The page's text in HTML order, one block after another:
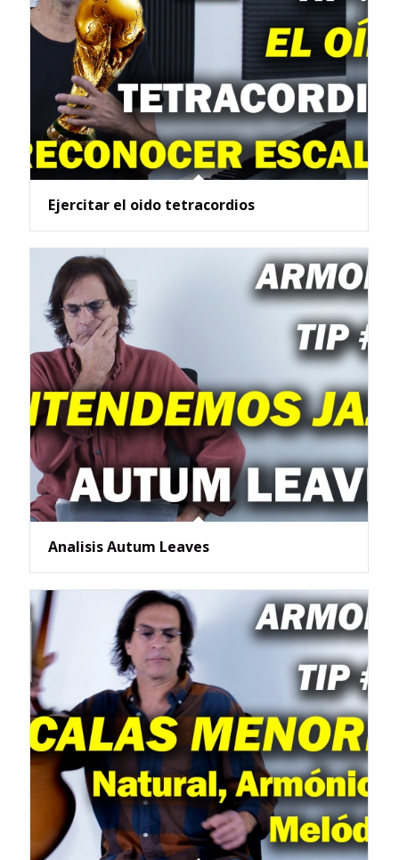
Ejercitar el oido tetracordios
Analisis Autum Leaves